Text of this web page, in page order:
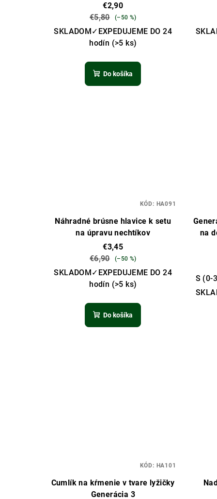
o
u
€2,90
€5,80
(–50 %)
SKLADOM✓EXPEDUJEME DO 24
hodín (>5 ks)
Do košíka
Náhradné brúsne hlavice k setu
na úpravu nechtíkov
€3,45
€6,90
(–50 %)
SKLADOM✓EXPEDUJEME DO 24
hodín (>5 ks)
Do košíka
KÓD: HA091
na
S (0-
Cumlík na kŕmenie v tvare lyžičky
Generácia 3
KÓD: HA101